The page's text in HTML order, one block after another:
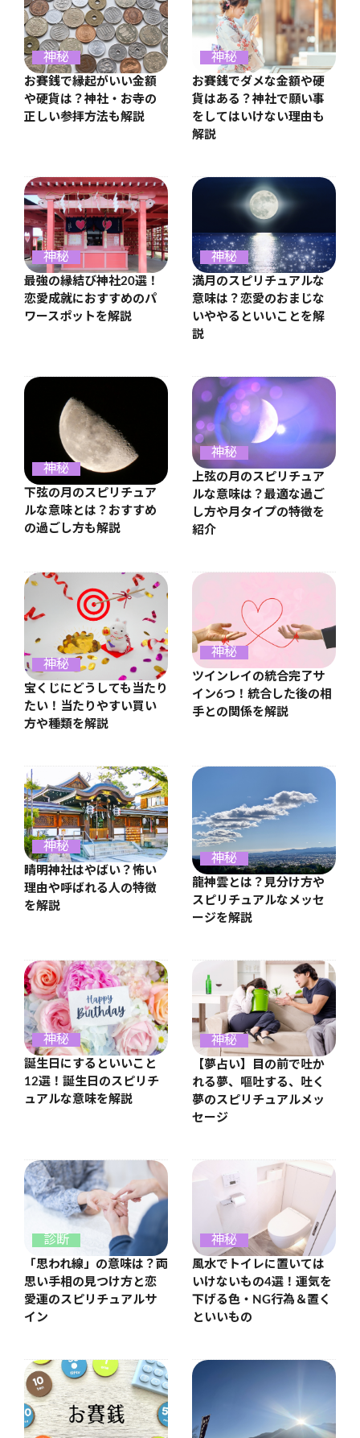
神秘
お賽銭で縁起がいい金額
や硬貨は？神社・お寺の
正しい参拝方法も解説
神秘
お賽銭でダメな金額や硬
貨はある？神社で願い事
をしてはいけない理由も
解説
神秘
最強の縁結び神社20選！
恋愛成就におすすめのパ
ワースポットを解説
神秘
満月のスピリチュアルな
意味は？恋愛のおまじな
いややるといいことを解
説
神秘
下弦の月のスピリチュア
ルな意味とは？おすすめ
の過ごし方も解説
神秘
上弦の月のスピリチュア
ルな意味は？最適な過ご
し方や月タイプの特徴を
紹介
神秘
宝くじにどうしても当たり
たい！当たりやすい買い
方や種類を解説
神秘
ツインレイの統合完了サ
イン6つ！統合した後の相
手との関係を解説
神秘
晴明神社はやばい？怖い
理由や呼ばれる人の特徴
を解説
神秘
龍神雲とは？見分け方や
スピリチュアルなメッセ
ージを解説
神秘
誕生日にするといいこと
12選！誕生日のスピリチ
ュアルな意味を解説
神秘
【夢占い】目の前で吐か
れる夢、嘔吐する、吐く
夢のスピリチュアルメッ
セージ
診断
「思われ線」の意味は？両
思い手相の見つけ方と恋
愛運のスピリチュアルサ
イン
神秘
風水でトイレに置いては
いけないもの4選！運気を
下げる色・NG行為＆置く
といいもの